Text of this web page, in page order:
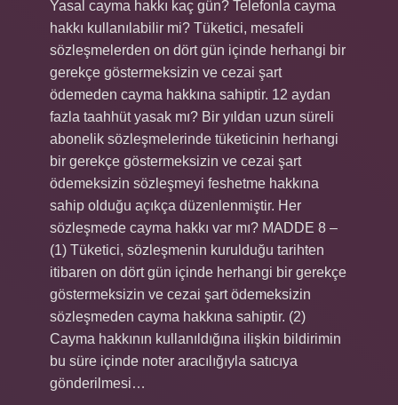
Yasal cayma hakkı kaç gün? Telefonla cayma
hakkı kullanılabilir mi? Tüketici, mesafeli
sözleşmelerden on dört gün içinde herhangi bir
gerekçe göstermeksizin ve cezai şart
ödemeden cayma hakkına sahiptir. 12 aydan
fazla taahhüt yasak mı? Bir yıldan uzun süreli
abonelik sözleşmelerinde tüketicinin herhangi
bir gerekçe göstermeksizin ve cezai şart
ödemeksizin sözleşmeyi feshetme hakkına
sahip olduğu açıkça düzenlenmiştir. Her
sözleşmede cayma hakkı var mı? MADDE 8 –
(1) Tüketici, sözleşmenin kurulduğu tarihten
itibaren on dört gün içinde herhangi bir gerekçe
göstermeksizin ve cezai şart ödemeksizin
sözleşmeden cayma hakkına sahiptir. (2)
Cayma hakkının kullanıldığına ilişkin bildirimin
bu süre içinde noter aracılığıyla satıcıya
gönderilmesi…